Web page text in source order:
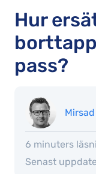
Hur
pass?
6 minuters
Senast